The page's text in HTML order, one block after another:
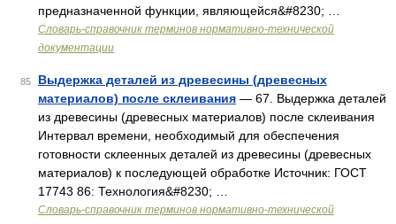
предназначенной функции, являющейся&#8230; …
Словарь-справочник терминов нормативно-технической
документации
85
Выдержка деталей из древесины (древесных
материалов) после склеивания — 67. Выдержка деталей
из древесины (древесных материалов) после склеивания
Интервал времени, необходимый для обеспечения
готовности склеенных деталей из древесины (древесных
материалов) к последующей обработке Источник: ГОСТ
17743 86: Технология&#8230; …
Словарь-справочник терминов нормативно-технической